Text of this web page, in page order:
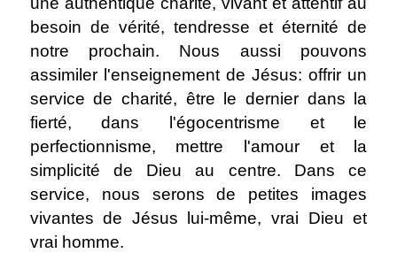
besoin de vérité, tendresse et éternité de
notre prochain. Nous aussi pouvons
assimiler l'enseignement de Jésus: offrir un
service de charité, être le dernier dans la
fierté, dans l'égocentrisme et le
perfectionnisme, mettre l'amour et la
simplicité de Dieu au centre. Dans ce
service, nous serons de petites images
vivantes de Jésus lui-même, vrai Dieu et
vrai homme.